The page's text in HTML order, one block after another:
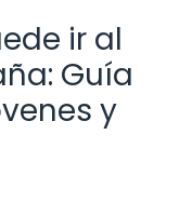
ir al
Guía
y